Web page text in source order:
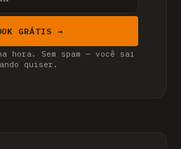
GRÁTIS →
hora. Sem spam — você sai
quiser.